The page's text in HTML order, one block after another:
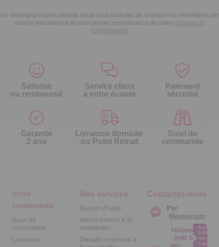
En renseignant votre adresse email vous acceptez de recevoir nos newsletters par
courrier électronique et vous prenez connaissance de notre politique de
confidentialité
Satisfait
ou remboursé
Service client
à votre écoute
Paiement
sécurisé
Garantie
2 ans
Livraison domicile
ou Point Retrait
Suivi de
commande
Votre
commande
Suivi de
commande
Livraison
Nos services
Besoin d'aide
Abonnement à la
newsletter
Désabonnement à
Contactez-nous
Par
Messenger
Téléphone
: 0892 461
Service
0.50€ /
min
+ prix